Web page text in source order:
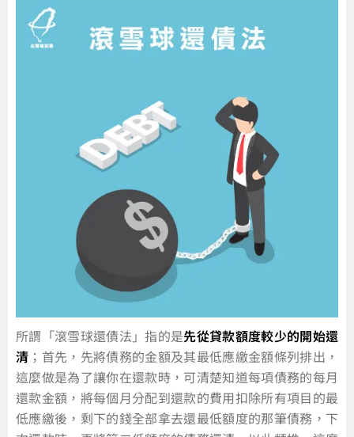
所謂「滾雪球還債法」指的是先從貸款額度較少的開始還
清 ；首先，先將債務的金額及其最低應繳金額條列排出，
這麼做是為了讓你在還款時，可清楚知道每項債務的每月
還款金額，將每個月分配到還款的費用扣除所有項目的最
低應繳後，剩下的錢全部拿去還最低額度的那筆債務，下